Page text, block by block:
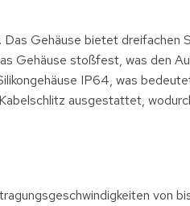
Gehäuse bietet
Gehäuse stoßfest, was den
IP64, was
ausgestattet,
von